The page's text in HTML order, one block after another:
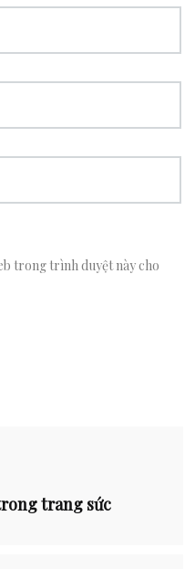
trong trình duyệt này cho
trang sức